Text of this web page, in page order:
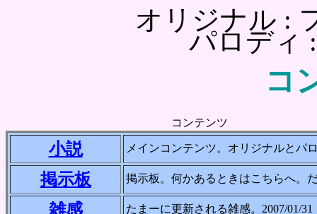
オリジナル :
パロディ
コ
コンテンツ
小説 メインコンテンツ。オリジナルとパ
掲示板 掲示板。何かあるときはこちらへ。
雑感 たまーに更新される雑感。2007/01/31